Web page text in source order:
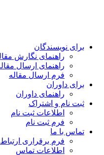
برای نویسندگان
راهنمای نگارش مقاله
راهنمای ارسال مقاله
فرم ارسال مقاله
برای داوران
راهنمای داوران
ثبت نام و اشتراک
اطلاعات ثبت نام
فرم ثبت نام
تماس با ما
فرم برقراری ارتباط
اطلاعات تماس